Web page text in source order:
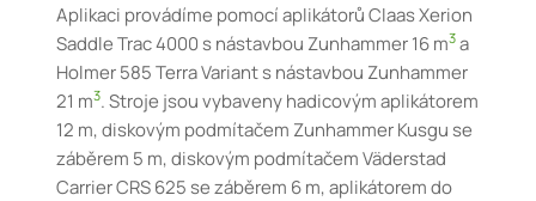
Aplikaci provádíme pomocí aplikátorů Claas Xerion
Saddle Trac 4000 s nástavbou Zunhammer 16 m3 a
Holmer 585 Terra Variant s nástavbou Zunhammer
21 m3. Stroje jsou vybaveny hadicovým aplikátorem
12 m, diskovým podmítačem Zunhammer Kusgu se
záběrem 5 m, diskovým podmítačem Väderstad
Carrier CRS 625 se záběrem 6 m, aplikátorem do